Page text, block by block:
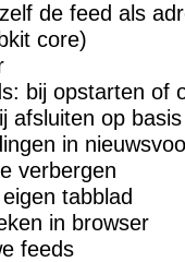
de feed als
core)
bij opstarten of
afsluiten op
in
verbergen
tabblad
in browser
feeds